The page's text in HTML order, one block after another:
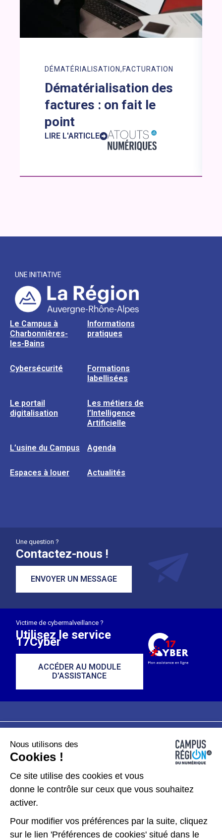
DÉMATÉRIALISATION FACTURATION
Dématérialisation des
factures : on fait le
point
LIRE L'ARTICLE
UNE INITIATIVE
Le Campus à
Charbonnières-
les-Bains
Informations
pratiques
Cybersécurité
Formations
labellisées
Le portail
digitalisation
Les métiers de
l’Intelligence
Artificielle
L’usine du Campus Agenda
Espaces à louer Actualités
Une question ?
Contactez-nous !
ENVOYER UN MESSAGE
Victime de cybermalveillance ?
Utilisez le service
17Cyber
ACCÉDER AU MODULE
D'ASSISTANCE
Plan du site
Données personnelles
Kit de communication
Nous utilisons des
Cookies !
Ce site utilise des cookies et vous
donne le contrôle sur ceux que vous souhaitez
activer.
Pour modifier vos préférences par la suite, cliquez
sur le lien 'Préférences de cookies' situé dans le